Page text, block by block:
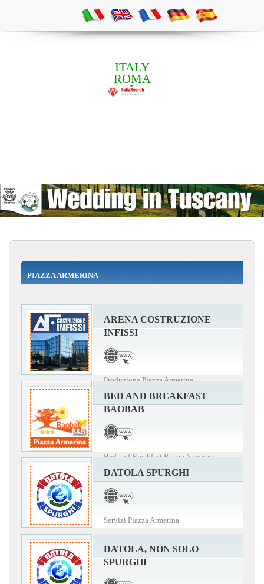
ITALY
ROMA
PIAZZA ARMERINA
ARENA COSTRUZIONE
INFISSI
Produzione Piazza Armerina
BED AND BREAKFAST
BAOBAB
Bed and Breakfast Piazza Armerina
DATOLA SPURGHI
Servizi Piazza Armerina
DATOLA, NON SOLO
SPURGHI